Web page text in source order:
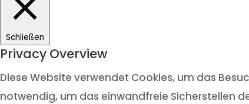
Schließen
Privacy Overview
Diese Website verwendet Cookies, um das
notwendig, um das einwandfreie Sicherstellen